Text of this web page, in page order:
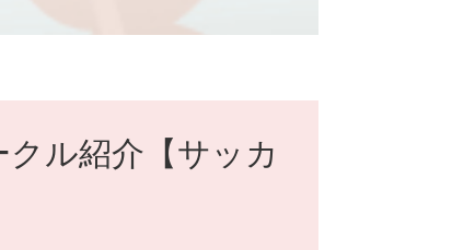
クル紹介【サッカ